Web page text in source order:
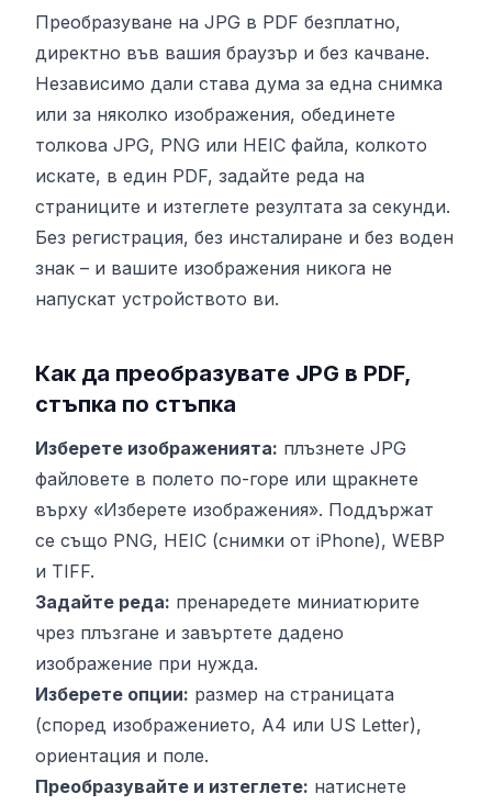
Преобразуване на JPG в PDF безплатно,
директно във вашия браузър и без качване.
Независимо дали става дума за една снимка
или за няколко изображения, обединете
толкова JPG, PNG или HEIC файла, колкото
искате, в един PDF, задайте реда на
страниците и изтеглете резултата за секунди.
Без регистрация, без инсталиране и без воден
знак – и вашите изображения никога не
напускат устройството ви.
Как да преобразувате JPG в PDF,
стъпка по стъпка
Изберете изображенията: плъзнете JPG
файловете в полето по-горе или щракнете
върху «Изберете изображения». Поддържат
се също PNG, HEIC (снимки от iPhone), WEBP
и TIFF.
Задайте реда: пренаредете миниатюрите
чрез плъзгане и завъртете дадено
изображение при нужда.
Изберете опции: размер на страницата
(според изображението, A4 или US Letter),
ориентация и поле.
Преобразувайте и изтеглете: натиснете